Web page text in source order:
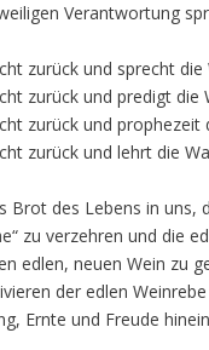
Verantwortung
zurück und sprecht die
zurück und predigt die
zurück und prophezeit
zurück und lehrt die
Brot des Lebens in uns,
zu verzehren und die
edlen, neuen Wein zu
der edlen
Ernte und Freude